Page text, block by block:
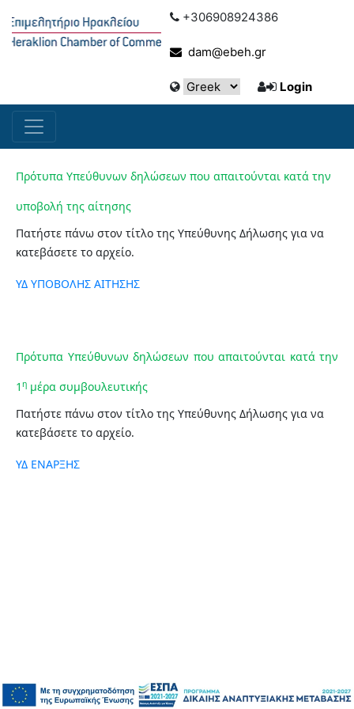
+306908924386
dam@ebeh.gr
Login
Πρότυπα Υπεύθυνων δηλώσεων που απαιτούνται κατά την
υποβολή της αίτησης
Πατήστε πάνω στον τίτλο της Υπεύθυνης Δήλωσης για να
κατεβάσετε το αρχείο.
ΥΔ ΥΠΟΒΟΛΗΣ ΑΙΤΗΣΗΣ
Πρότυπα Υπεύθυνων δηλώσεων που απαιτούνται κατά την
1 η μέρα συμβουλευτικής
Πατήστε πάνω στον τίτλο της Υπεύθυνης Δήλωσης για να
κατεβάσετε το αρχείο.
ΥΔ ΕΝΑΡΞΗΣ